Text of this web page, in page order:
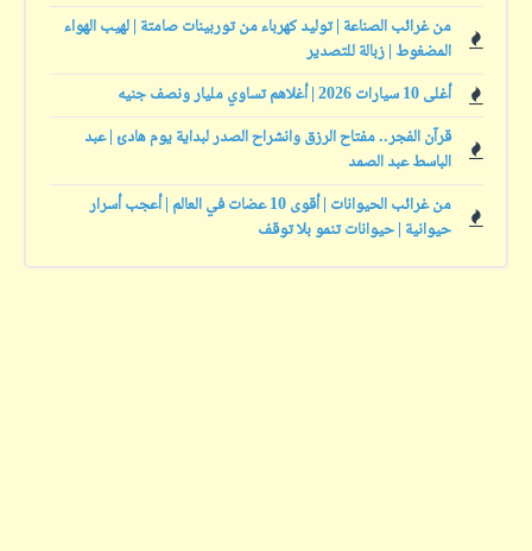
من غرائب الصناعة | توليد كهرباء من توربينات صامتة | لهيب الهواء
المضغوط | زبالة للتصدير
أغلى 10 سيارات 2026 | أغلاهم تساوي مليار ونصف جنيه
قرآن الفجر.. مفتاح الرزق وانشراح الصدر لبداية يوم هادئ | عبد
الباسط عبد الصمد
من غرائب الحيوانات | أقوى 10 عضات في العالم | أعجب أسرار
حيوانية | حيوانات تنمو بلا توقف